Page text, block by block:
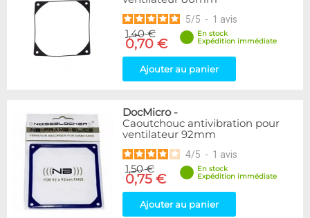
5/5 - 1 avis
1,40 €
0,70 €
En stock
Expédition immédiate
Ajouter au panier
DocMicro-
Caoutchouc antivibration pour
ventilateur 92mm
4/5 - 1 avis
1,50 €
0,75 €
En stock
Expédition immédiate
Ajouter au panier